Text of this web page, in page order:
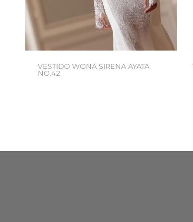
VESTIDO WONA SIRENA AYATA
NO.42